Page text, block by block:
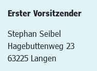
Erster Vorsitzender
Stephan Seibel
Hagebuttenweg 23
63225 Langen